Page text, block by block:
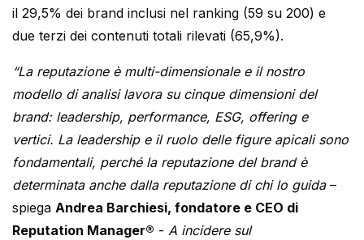
il 29,5% dei brand inclusi nel ranking (59 su 200) e
due terzi dei contenuti totali rilevati (65,9%).
“La reputazione è multi-dimensionale e il nostro
modello di analisi lavora su cinque dimensioni del
brand: leadership, performance, ESG, offering e
vertici. La leadership e il ruolo delle figure apicali sono
fondamentali, perché la reputazione del brand è
determinata anche dalla reputazione di chi lo guida–
spiega Andrea Barchiesi, fondatore e CEO di
Reputation Manager® - A incidere sul